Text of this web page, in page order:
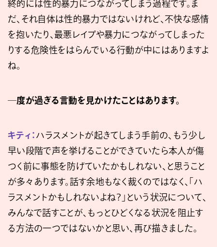
終的には性的暴力につながってしまう過程です。ま
だ、それ自体は性的暴力ではないけれど、不快な感情
を抱いたり、最悪レイプや暴力につながってしまった
りする危険性をはらんでいる行動が中にはありますよ
ね。
─度が過ぎる言動を見かけたことはあります。
キティ： ハラスメントが起きてしまう手前の、もう少し
早い段階で声を挙げることができていたら本人が傷
つく前に事態を防げていたかもしれない、と思うこと
が多々あります。話す余地もなく裁くのではなく、「ハ
ラスメントかもしれないよね？」という状況について、
みんなで話すことが、もっとひどくなる状況を阻止す
る方法の一つではないかと思い、再び描きました。